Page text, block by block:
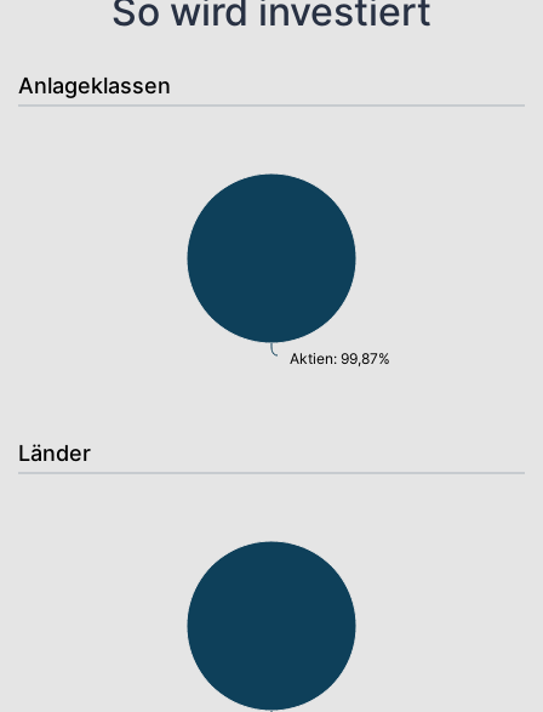
So wird investiert
Anlageklassen
Aktien: 99,87%
Länder